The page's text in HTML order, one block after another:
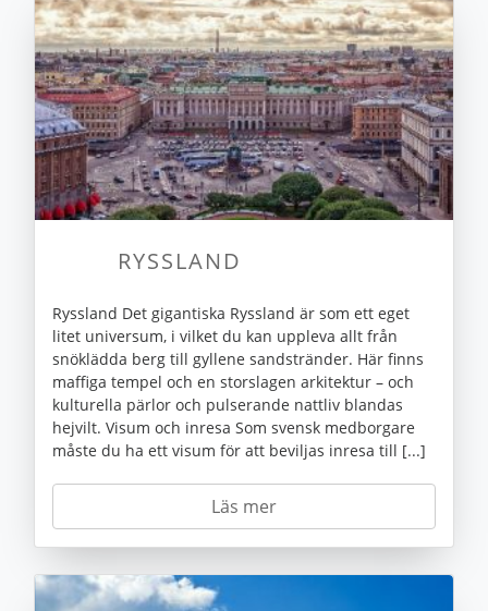
RYSSLAND
Ryssland Det gigantiska Ryssland är som ett eget
litet universum, i vilket du kan uppleva allt från
snöklädda berg till gyllene sandstränder. Här finns
maffiga tempel och en storslagen arkitektur – och
kulturella pärlor och pulserande nattliv blandas
hejvilt. Visum och inresa Som svensk medborgare
måste du ha ett visum för att beviljas inresa till [...]
Läs mer